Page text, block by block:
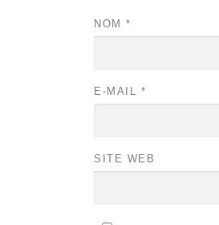
NOM *
E-MAIL *
SITE WEB